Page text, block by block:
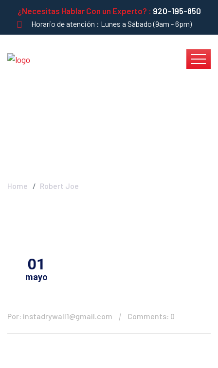
¿Necesitas Hablar Con un Experto? : 920-195-850
Horario de atención : Lunes a Sábado (9am - 6pm)
Home Robert Joe
01
mayo
Por: instadrywall1@gmail.com Comments: 0